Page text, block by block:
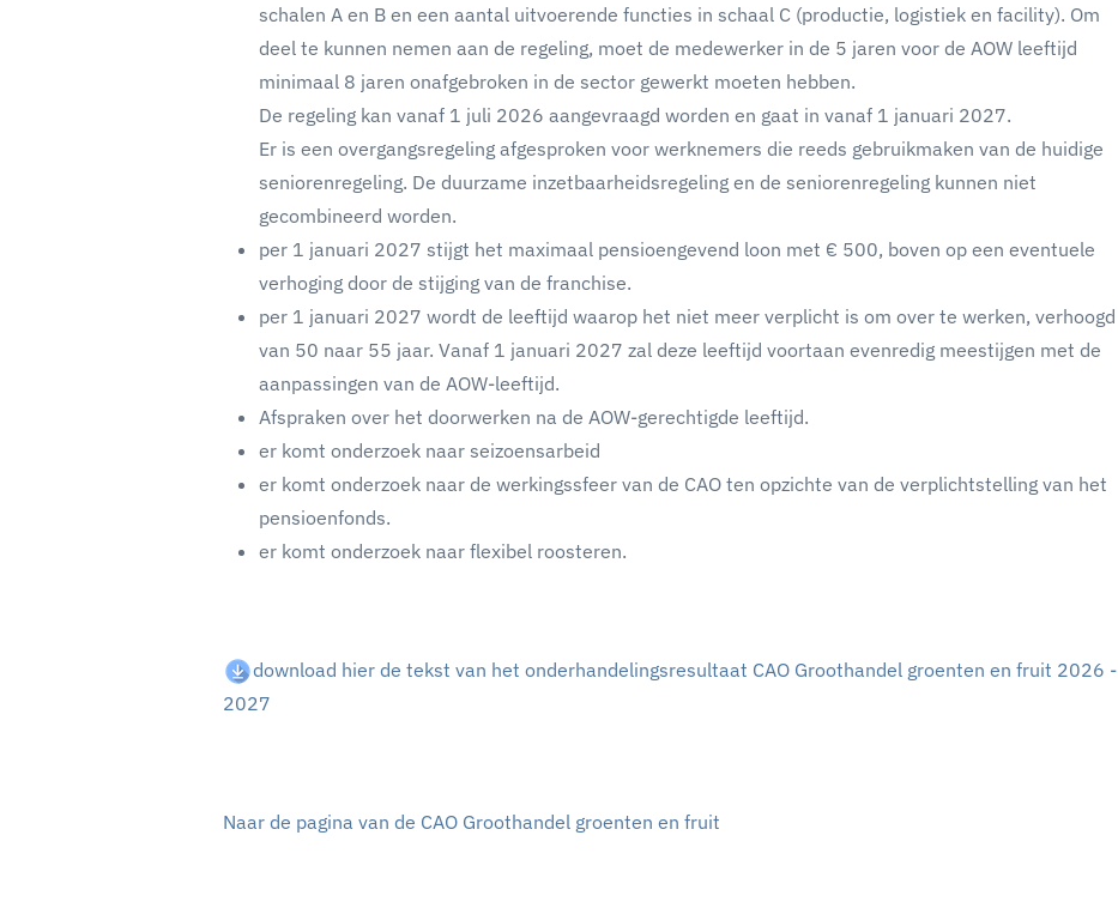
schalen A en B en een aantal uitvoerende functies in schaal C (productie, logistiek en facility). Om
deel te kunnen nemen aan de regeling, moet de medewerker in de 5 jaren voor de AOW leeftijd
minimaal 8 jaren onafgebroken in de sector gewerkt moeten hebben.
De regeling kan vanaf 1 juli 2026 aangevraagd worden en gaat in vanaf 1 januari 2027.
Er is een overgangsregeling afgesproken voor werknemers die reeds gebruikmaken van de huidige
seniorenregeling. De duurzame inzetbaarheidsregeling en de seniorenregeling kunnen niet
gecombineerd worden.
per 1 januari 2027 stijgt het maximaal pensioengevend loon met € 500, boven op een eventuele
verhoging door de stijging van de franchise.
per 1 januari 2027 wordt de leeftijd waarop het niet meer verplicht is om over te werken, verhoogd
van 50 naar 55 jaar. Vanaf 1 januari 2027 zal deze leeftijd voortaan evenredig meestijgen met de
aanpassingen van de AOW-leeftijd.
Afspraken over het doorwerken na de AOW-gerechtigde leeftijd.
er komt onderzoek naar seizoensarbeid
er komt onderzoek naar de werkingssfeer van de CAO ten opzichte van de verplichtstelling van het
pensioenfonds.
er komt onderzoek naar flexibel roosteren.
download hier de tekst van het onderhandelingsresultaat CAO Groothandel groenten en fruit 2026 -
2027
Naar de pagina van de CAO Groothandel groenten en fruit